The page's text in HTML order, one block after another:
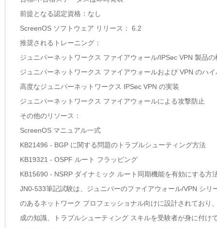
前提となる認定資格：なし
ScreenOS ソフトウェア リリース： 6.2
推奨されるトレーニング：
ジュニパーネットワークス ファイアウォール/IPSec VPN 製品の
ジュニパーネットワークス ファイアウォールおよび VPN のハ
高度なジュニパーネットワークス IPSec VPN の実装
ジュニパーネットワークス ファイアウォールによる攻撃防止
その他のリソース：
ScreenOS マニュアル一式
KB21496 - BGP に関する問題のトラブルシューティング方法
KB19321 - OSPF ルート フラッピング
KB15690 - NSRP ダイナミック ルート同期機能を有効にする方
JN0-533筆記試験は、ジュニパーのファイアウォール/VPN シ
のあるネットワーク プロフェッショナル向けに設計されてお
成の知識、トラブルシューティング スキルを受験者が身に付け